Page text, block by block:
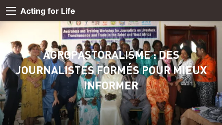
Acting for Life
AGROPASTORALISME : DES
JOURNALISTES FORMÉS POUR MIEUX
INFORMER